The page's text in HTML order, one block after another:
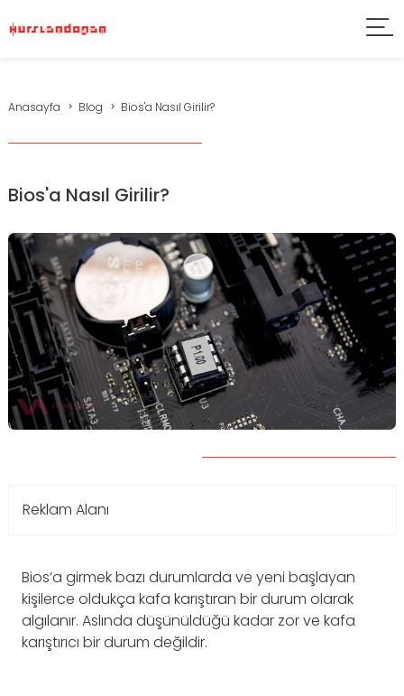
Anasayfa Blog Bios'a Nasıl Girilir?
Bios'a Nasıl Girilir?
Reklam Alanı
Bios’a girmek bazı durumlarda ve yeni başlayan
kişilerce oldukça kafa karıştıran bir durum olarak
algılanır. Aslında düşünüldüğü kadar zor ve kafa
karıştırıcı bir durum değildir.